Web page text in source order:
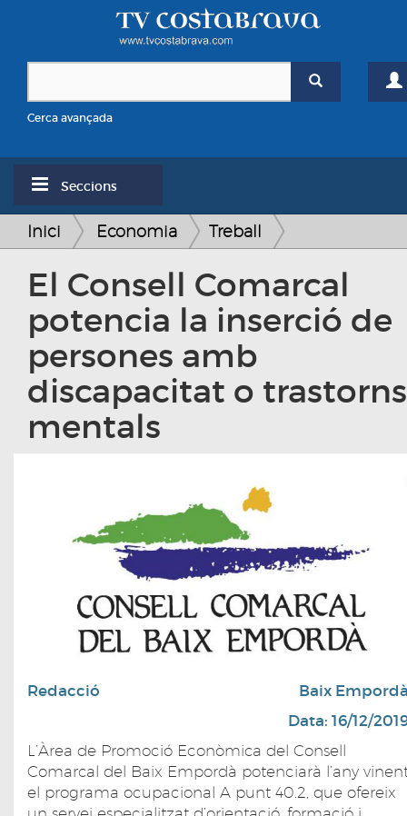
Cerca avançada
Seccions
Inici Economia Treball
El Consell Comarcal
potencia la inserció de
persones amb
discapacitat o trastorns
mentals
Redacció
Baix
Data: 16/12/
L’Àrea de Promoció Econòmica del Consell
Comarcal del Baix Empordà potenciarà l’any
el programa ocupacional A punt 40.2, que ofereix